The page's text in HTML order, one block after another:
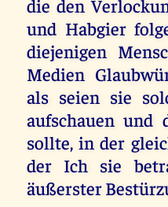
die den
und Habgier
diejenigen
Medien
als seien sie
aufschauen und
sollte, in der
der Ich sie
äußerster